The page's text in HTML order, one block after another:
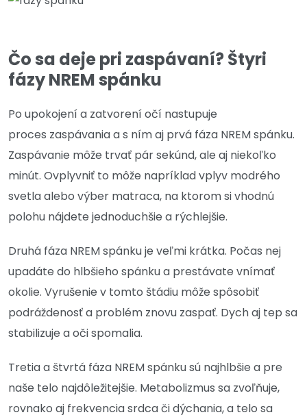
Čo sa deje pri zaspávaní? Štyri
fázy NREM spánku
Po upokojení a zatvorení očí nastupuje
proces zaspávania a s ním aj prvá fáza NREM spánku.
Zaspávanie môže trvať pár sekúnd, ale aj niekoľko
minút. Ovplyvniť to môže napríklad vplyv modrého
svetla alebo výber matraca, na ktorom si vhodnú
polohu nájdete jednoduchšie a rýchlejšie.
Druhá fáza NREM spánku je veľmi krátka. Počas nej
upadáte do hlbšieho spánku a prestávate vnímať
okolie. Vyrušenie v tomto štádiu môže spôsobiť
podráždenosť a problém znovu zaspať. Dych aj tep sa
stabilizuje a oči spomalia.
Tretia a štvrtá fáza NREM spánku sú najhlbšie a pre
naše telo najdôležitejšie. Metabolizmus sa zvoľňuje,
rovnako aj frekvencia srdca či dýchania, a telo sa